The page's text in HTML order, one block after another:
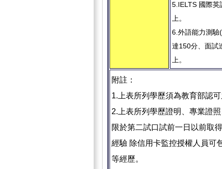
5.IELTS 國際英
上。
6.外語能力測驗
達150分、面試
上。
附註：
1.上表所列學歷須為教育部認
2.上表所列學歷證明、專業證
限於第二試口試前一日以前取
經驗 除信用卡監控授權人員可
等經歷。